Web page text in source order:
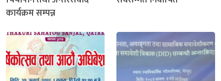
कार्यक्रम सम्पन्न